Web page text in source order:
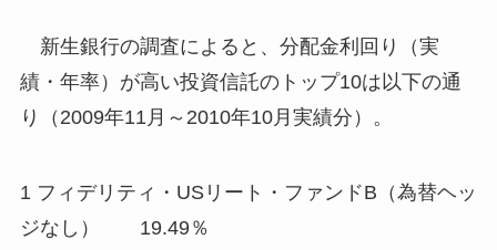
新生銀行の調査によると、分配金利回り（実
績・年率）が高い投資信託のトップ10は以下の通
り（2009年11月～2010年10月実績分）。
1 フィデリティ・USリート・ファンドB（為替ヘッ
ジなし） 19.49％